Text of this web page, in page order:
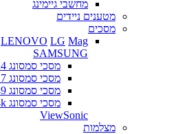
מחשבי גיימינג
מטענים ניידים
מסכים
LENOVO LG Mag
SAMSUNG
מסכי סמסונג 24 אינץ
מסכי סמסונג 27 אינץ
מסכי סמסונג 32-49 אינץ
מסכי סמסונג 4k
ViewSonic
מצלמות